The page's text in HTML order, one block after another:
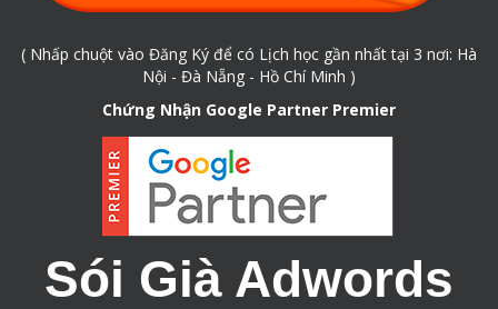
( Nhấp chuột vào Đăng Ký để có Lịch học gần nhất tại 3 nơi: Hà
Nội - Đà Nẵng - Hồ Chí Minh )
Chứng Nhận Google Partner Premier
Sói Già Adwords